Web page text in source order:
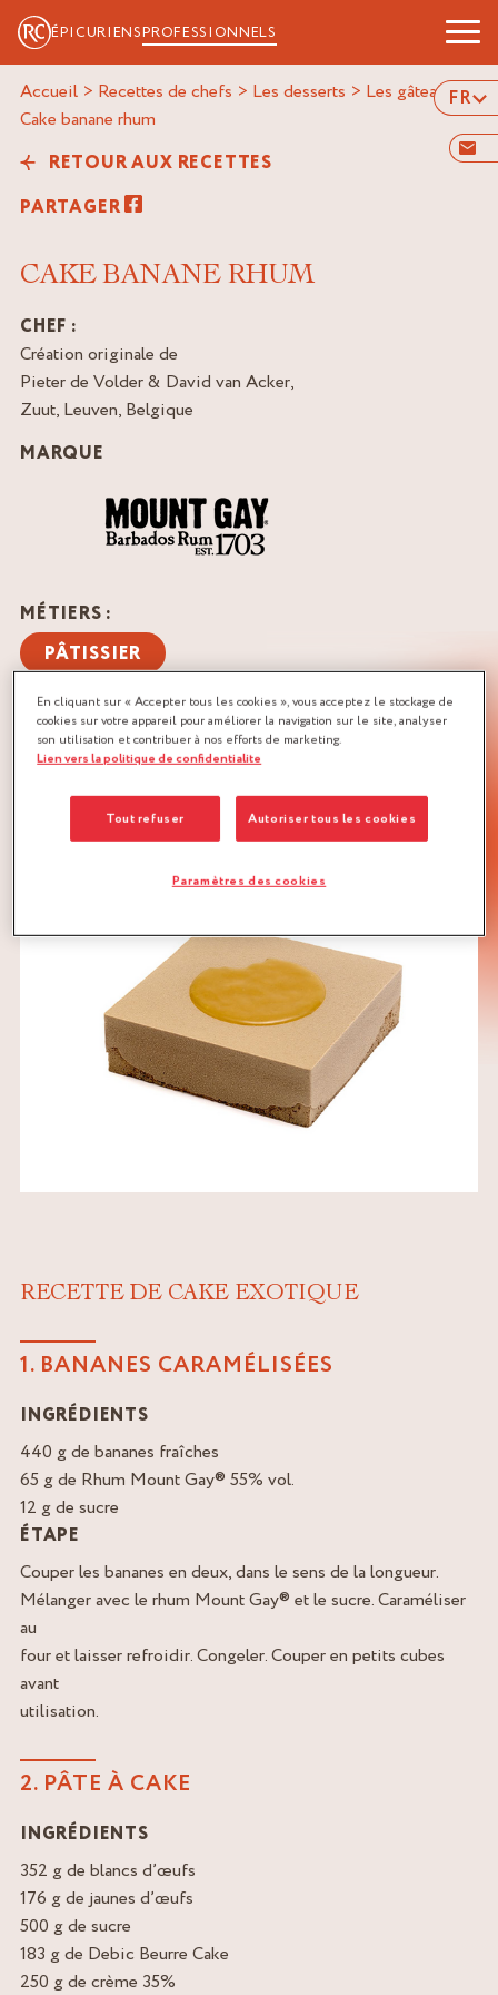
ÉPICURIENSPROFESSIONNELS
FR
Accueil > Recettes de chefs > Les desserts > Les gâteaux>
cake banane rhum
RETOUR AUX RECETTES
PARTAGER
CAKE BANANE RHUM
CHEF :
Création originale de
Pieter de Volder & David van Acker,
Zuut, Leuven, Belgique
MARQUE
MÉTIERS :
PÂTISSIER
QUANTITÉ :
Recette pour 6 pièces
TÉLÉCHARGER LA RECETTE
GIANDUJA
PÂTE À CAKE
RECETTE DE CAKE EXOTIQUE
1. BANANES CARAMÉLISÉES
INGRÉDIENTS
440 g de bananes fraîches
65 g de Rhum Mount Gay® 55% vol.
12 g de sucre
ÉTAPE
Couper les bananes en deux, dans le sens de la longueur.
Mélanger avec le rhum Mount Gay® et le sucre. Caraméliser
au
four et laisser refroidir. Congeler. Couper en petits cubes
avant
utilisation.
2. PÂTE À CAKE
INGRÉDIENTS
352 g de blancs d’œufs
176 g de jaunes d’œufs
500 g de sucre
183 g de Debic Beurre Cake
250 g de crème 35%
En cliquant sur « Accepter tous les cookies », vous acceptez le stockage de
cookies sur votre appareil pour améliorer la navigation sur le site, analyser
son utilisation et contribuer à nos efforts de marketing.
Lien vers la politique de confidentialite
Tout refuser Autoriser tous les cookies
Paramètres des cookies